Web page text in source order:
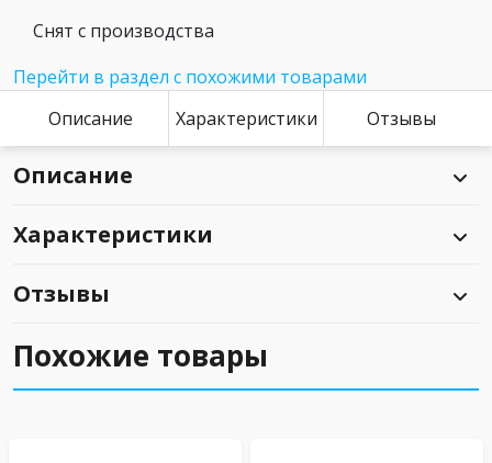
Снят с производства
Перейти в раздел с похожими товарами
Описание
Характеристики Отзывы
Описание
Характеристики
Отзывы
Похожие товары